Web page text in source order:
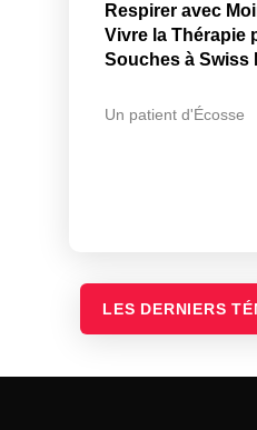
Respirer avec
Vivre la Thérapie
Souches à Swiss
Un patient d'Écosse
LES DERNIERS